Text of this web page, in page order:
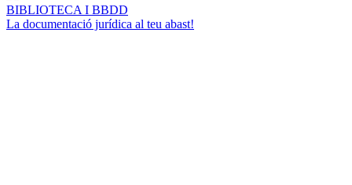
BIBLIOTECA I BBDD
La documentació jurídica al teu abast!